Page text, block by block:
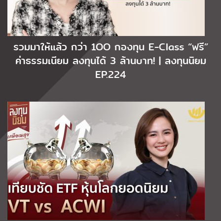
รวมมาให้แล้ว กว่า 1OO กองทุน E-Class “ฟรี”
ค่าธรรมเนียม ลงทุนได้ 3 ล้านบาท! | ลงทุนนิยม
EP.224